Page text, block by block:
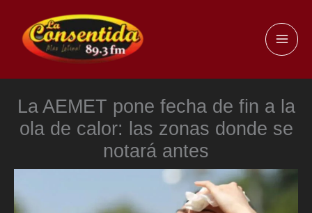
contenido
La AEMET pone fecha de fin a la
ola de calor: las zonas donde se
notará antes